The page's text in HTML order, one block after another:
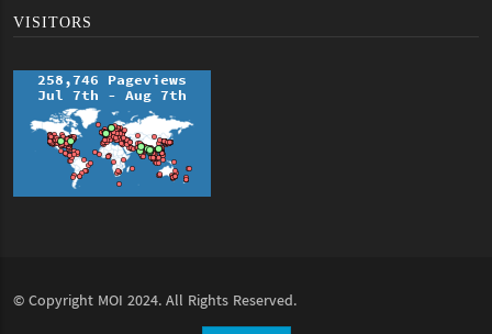
VISITORS
© Copyright MOI 2024. All Rights Reserved.